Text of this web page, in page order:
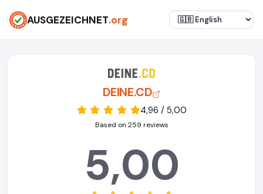
AUSGEZEICHNET.org
DEINE.CD
4,96 / 5,00
Based on 259 reviews
5,00